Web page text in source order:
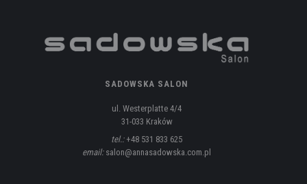
SADOWSKA SALON
ul. Westerplatte 4/4
31-033 Kraków
tel.:+48 531 833 625
email:salon@annasadowska.com.pl